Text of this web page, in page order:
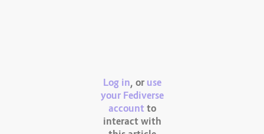
Log in, or use
your Fediverse
account to
interact with